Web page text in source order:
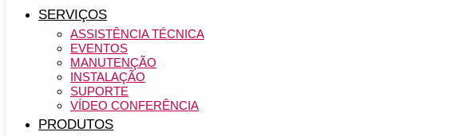
SERVIÇOS
ASSISTÊNCIA TÉCNICA
EVENTOS
MANUTENÇÃO
INSTALAÇÃO
SUPORTE
VÍDEO CONFERÊNCIA
PRODUTOS